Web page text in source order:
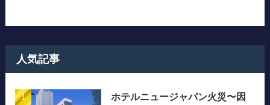
人気記事
ホテルニュージャパン火災〜因